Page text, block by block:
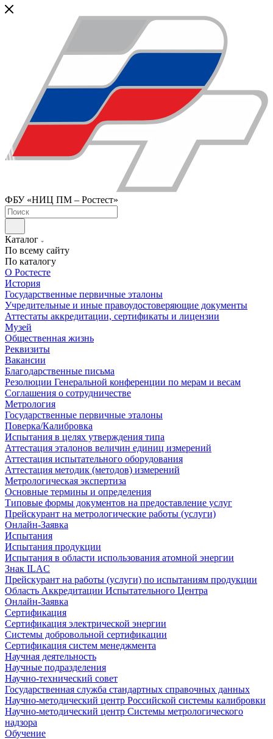
ФБУ «НИЦ ПМ – Ростест»
Каталог
По всему сайту
По каталогу
О Ростесте
История
Государственные первичные эталоны
Учредительные и иные правоудостоверяющие документы
Аттестаты аккредитации, сертификаты и лицензии
Музей
Общественная жизнь
Реквизиты
Вакансии
Благодарственные письма
Резолюции Генеральной конференции по мерам и весам
Соглашения о сотрудничестве
Метрология
Государственные первичные эталоны
Поверка/Калибровка
Испытания в целях утверждения типа
Аттестация эталонов величин единиц измерений
Аттестация испытательного оборудования
Аттестация методик (методов) измерений
Метрологическая экспертиза
Основные термины и определения
Типовые формы документов на предоставление услуг
Прейскурант на метрологические работы (услуги)
Онлайн-Заявка
Испытания
Испытания продукции
Испытания в области использования атомной энергии
Знак ILAC
Прейскурант на работы (услуги) по испытаниям продукции
Область Аккредитации Испытательного Центра
Онлайн-Заявка
Сертификация
Сертификация электрической энергии
Системы добровольной сертификации
Сертификация систем менеджмента
Научная деятельность
Научные подразделения
Научно-технический совет
Государственная служба стандартных справочных данных
Научно-методический центр Российской системы калибровки
Научно-методический центр Системы метрологического
надзора
Обучение